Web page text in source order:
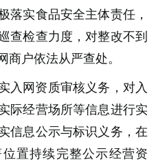
落实食品安全主体责任，
查检查力度，对整改不到
商户依法从严查处。
入网资质审核义务，对入
际经营场所等信息进行实
信息公示与标识义务，在
置持续完整公示经营资